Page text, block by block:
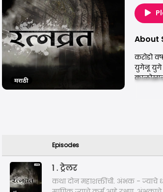
About
करोडो
युगेनू युगे
Episodes
1 . ट्रेलर
कथा दोन महाशक्तींची. अंभक - ज्याचे